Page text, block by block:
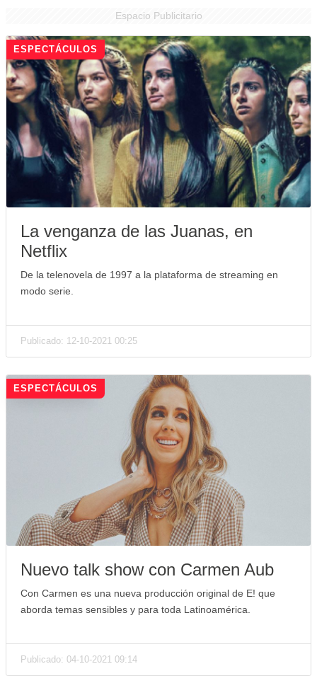
Espacio Publicitario
ESPECTÁCULOS
La venganza de las Juanas, en
Netflix
De la telenovela de 1997 a la plataforma de streaming en
modo serie.
Publicado: 12-10-2021 00:25
ESPECTÁCULOS
Nuevo talk show con Carmen Aub
Con Carmen es una nueva producción original de E! que
aborda temas sensibles y para toda Latinoamérica.
Publicado: 04-10-2021 09:14